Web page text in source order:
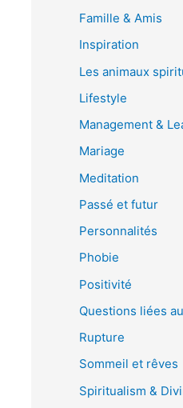
Famille & Amis
Inspiration
Les animaux
Lifestyle
Management &
Mariage
Meditation
Passé et futur
Personnalités
Phobie
Positivité
Questions liées
Rupture
Sommeil et rêves
Spiritualism &